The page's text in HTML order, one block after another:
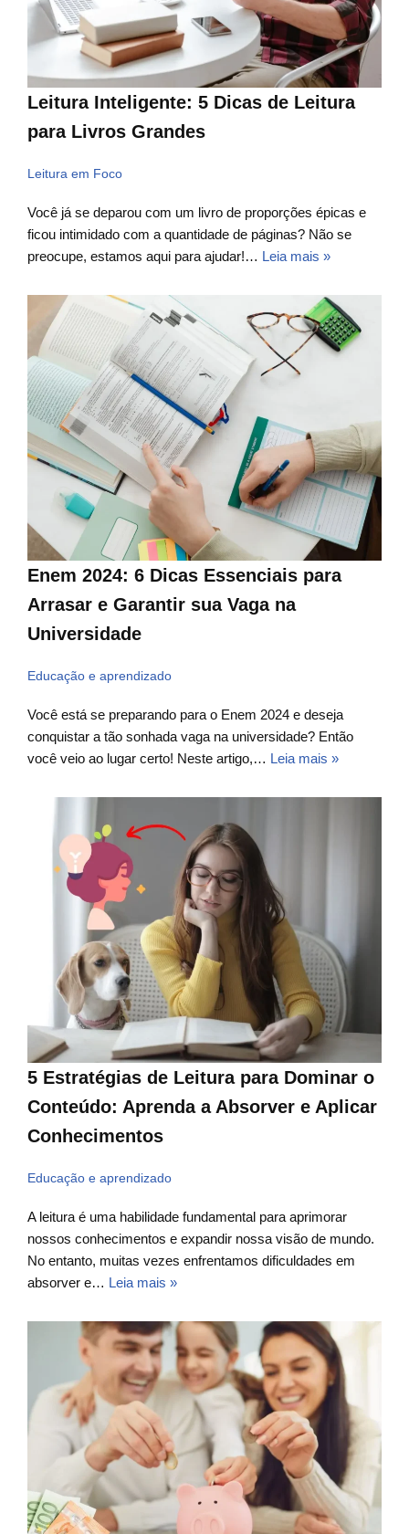
Leitura Inteligente: 5 Dicas de Leitura
para Livros Grandes
Leitura em Foco
Você já se deparou com um livro de proporções épicas e
ficou intimidado com a quantidade de páginas? Não se
preocupe, estamos aqui para ajudar!… Leia mais »
Enem 2024: 6 Dicas Essenciais para
Arrasar e Garantir sua Vaga na
Universidade
Educação e aprendizado
Você está se preparando para o Enem 2024 e deseja
conquistar a tão sonhada vaga na universidade? Então
você veio ao lugar certo! Neste artigo,… Leia mais »
5 Estratégias de Leitura para Dominar o
Conteúdo: Aprenda a Absorver e Aplicar
Conhecimentos
Educação e aprendizado
A leitura é uma habilidade fundamental para aprimorar
nossos conhecimentos e expandir nossa visão de mundo.
No entanto, muitas vezes enfrentamos dificuldades em
absorver e… Leia mais »